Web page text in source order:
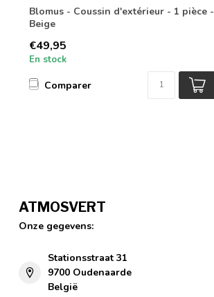
Blomus - Coussin d'extérieur - 1 pièce -
Beige
€49,95
En stock
Comparer
ATMOSVERT
Onze gegevens:
Stationsstraat 31
9700 Oudenaarde
België